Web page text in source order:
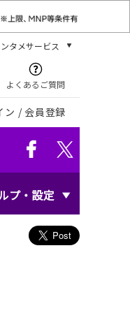
タメサービス
DVD
よくあるご質問
ン / 会員登録
プ・設定